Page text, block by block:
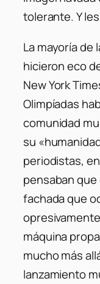
tolerante. Y
La mayoría
hicieron eco
New York
Olimpíadas
comunidad
su
periodistas,
pensaban que
fachada que
máquina
mucho más
lanzamiento